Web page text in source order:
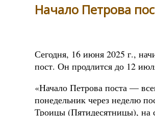
Начало Петрова
Сегодня, 16 июня 2025 г.,
пост. Он продлится до 12
«Начало Петрова поста —
понедельник через неделю
Троицы (Пятидесятницы), на